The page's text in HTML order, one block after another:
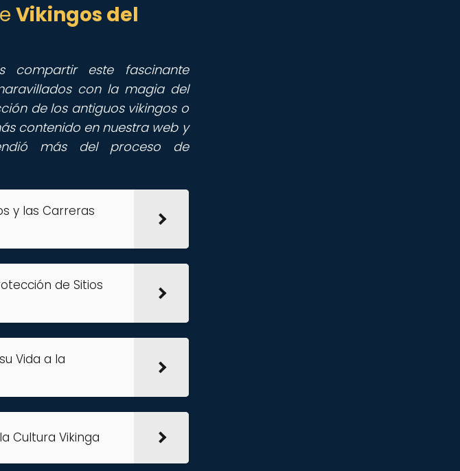
Vikingos del
compartir este fascinante
con la magia del
de los antiguos vikingos o
contenido en nuestra web y
más del proceso de
y las Carreras
de Sitios
Vida a la
Cultura Vikinga